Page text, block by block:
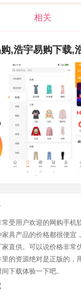
相关
受用户欢迎的网购手机
具产品的价格都很便宜
直供。可以说价格非常
的资源绝对是正版的，
下载体验一下吧。